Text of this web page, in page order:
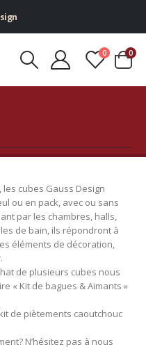
0 0
cubes Gauss Design
ou en pack, avec ou sans
par les chambres, halls,
de bain, ils répondront à
éléments de décoration,
de plusieurs cubes nous
« Kit de bagues & Aimants »
de piètements caoutchouc
N’hésitez pas à nous